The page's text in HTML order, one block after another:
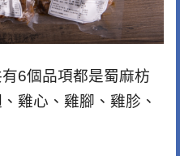
6個品項都是蜀麻枋
雞心、雞腳、雞胗、